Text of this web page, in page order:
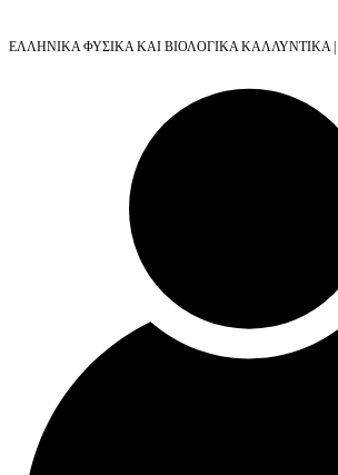
ΕΛΛΗΝΙΚΑ ΦΥΣΙΚΑ ΚΑΙ ΒΙΟΛΟΓΙΚΑ ΚΑΛΛΥΝΤΙΚΑ |